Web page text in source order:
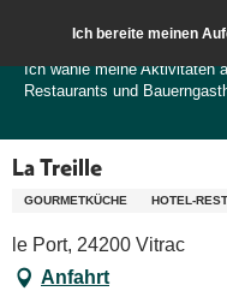
contenu
principal
Ich bereite meinen
Ich wähle meine Aktivitäten
Restaurants und
La Treille
GOURMETKÜCHE HOTEL-
le Port, 24200 Vitrac
Anfahrt